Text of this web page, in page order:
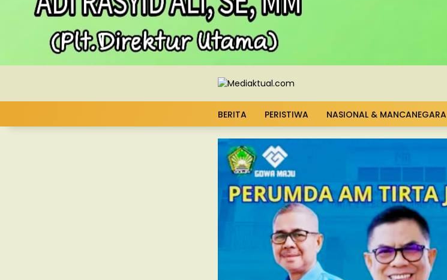
BERITA PERISTIWA NASIONAL & MANCANEGARA